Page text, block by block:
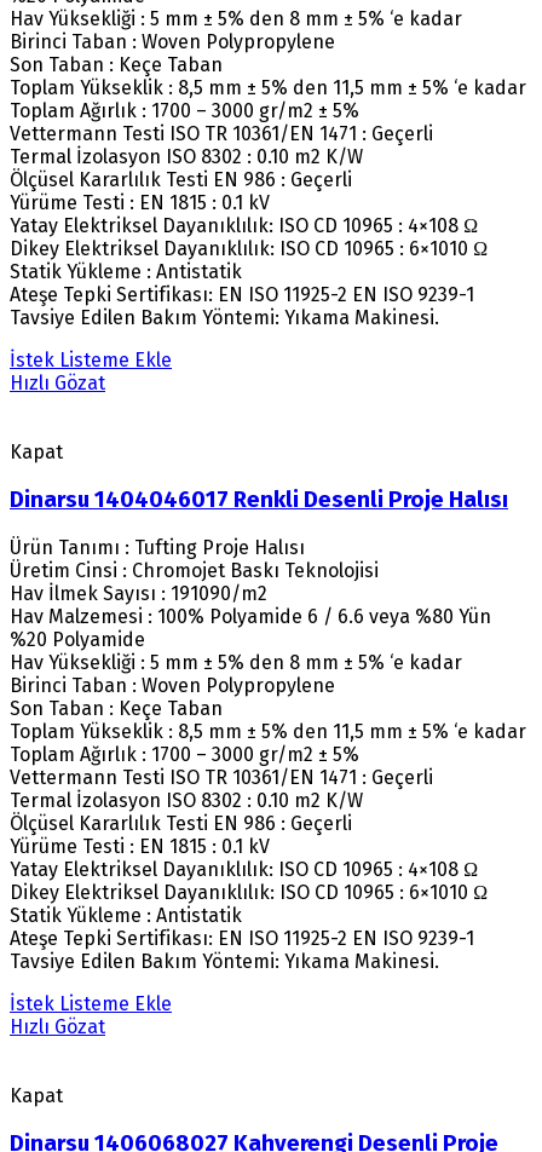
Hav Yüksekliği : 5 mm ± 5% den 8 mm ± 5% ‘e kadar
Birinci Taban : Woven Polypropylene
Son Taban : Keçe Taban
Toplam Yükseklik : 8,5 mm ± 5% den 11,5 mm ± 5% ‘e kadar
Toplam Ağırlık : 1700 – 3000 gr/m2 ± 5%
Vettermann Testi ISO TR 10361/EN 1471 : Geçerli
Termal İzolasyon ISO 8302 : 0.10 m2 K/W
Ölçüsel Kararlılık Testi EN 986 : Geçerli
Yürüme Testi : EN 1815 : 0.1 kV
Yatay Elektriksel Dayanıklılık: ISO CD 10965 : 4×108 Ω
Dikey Elektriksel Dayanıklılık: ISO CD 10965 : 6×1010 Ω
Statik Yükleme : Antistatik
Ateşe Tepki Sertifikası: EN ISO 11925-2 EN ISO 9239-1
Tavsiye Edilen Bakım Yöntemi: Yıkama Makinesi.
İstek Listeme Ekle
Hızlı Gözat
Kapat
Dinarsu 1404046017 Renkli Desenli Proje Halısı
Ürün Tanımı : Tufting Proje Halısı
Üretim Cinsi : Chromojet Baskı Teknolojisi
Hav İlmek Sayısı : 191090/m2
Hav Malzemesi : 100% Polyamide 6 / 6.6 veya %80 Yün
%20 Polyamide
Hav Yüksekliği : 5 mm ± 5% den 8 mm ± 5% ‘e kadar
Birinci Taban : Woven Polypropylene
Son Taban : Keçe Taban
Toplam Yükseklik : 8,5 mm ± 5% den 11,5 mm ± 5% ‘e kadar
Toplam Ağırlık : 1700 – 3000 gr/m2 ± 5%
Vettermann Testi ISO TR 10361/EN 1471 : Geçerli
Termal İzolasyon ISO 8302 : 0.10 m2 K/W
Ölçüsel Kararlılık Testi EN 986 : Geçerli
Yürüme Testi : EN 1815 : 0.1 kV
Yatay Elektriksel Dayanıklılık: ISO CD 10965 : 4×108 Ω
Dikey Elektriksel Dayanıklılık: ISO CD 10965 : 6×1010 Ω
Statik Yükleme : Antistatik
Ateşe Tepki Sertifikası: EN ISO 11925-2 EN ISO 9239-1
Tavsiye Edilen Bakım Yöntemi: Yıkama Makinesi.
İstek Listeme Ekle
Hızlı Gözat
Kapat
Dinarsu 1406068027 Kahverengi Desenli Proje